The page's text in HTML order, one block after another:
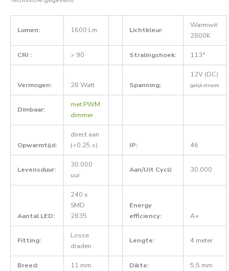
Lumen: 1600 Lm Lichtkleur:
Warmwit:
2800K
CRI : > 90 Stralingshoek: 113°
Vermogen: 28 Watt Spanning:
12V (DC)
gelijkstroom
Dimbaar:
met PWM
dimmer
Opwarmtijd:
direct aan
(<0,25 s)
IP: 46
Levensduur:
30.000
uur
Aan/Uit Cycli: 30.000
Aantal LED:
240 x
SMD
2835
Energy
efficiency:
A+
Fitting:
Losse
draden
Lengte: 4 meter
Breed: 11 mm Dikte: 5,5 mm